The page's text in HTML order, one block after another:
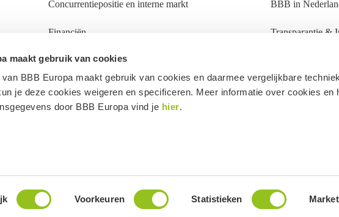
maakt gebruik van cookies
BBB Europa maakt gebruik van cookies en daarmee vergelijkbare
je deze cookies weigeren en specificeren. Meer informatie over cookies en
door BBB Europa vind je hier.
Voorkeuren Statistieken
Concurrentiepositie en interne markt
Financiën
Landbouw
Asiel en migratie
BBB in
Transparantie &
Volg ons op: